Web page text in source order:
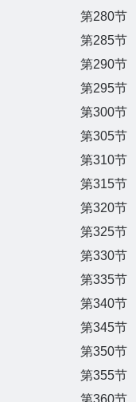
第280节
第285节
第290节
第295节
第300节
第305节
第310节
第315节
第320节
第325节
第330节
第335节
第340节
第345节
第350节
第355节
第360节